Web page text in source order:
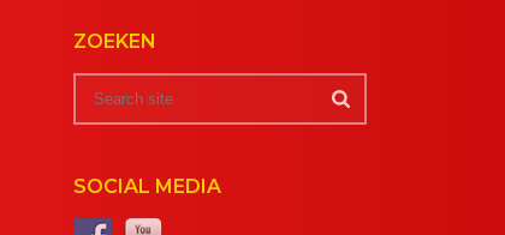
ZOEKEN
SOCIAL MEDIA